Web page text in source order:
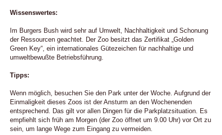
Wissenswertes:
Im Burgers Bush wird sehr auf Umwelt, Nachhaltigkeit und Schonung
der Ressourcen geachtet. Der Zoo besitzt das Zertifikat „Golden
Green Key“, ein internationales Gütezeichen für nachhaltige und
umweltbewußte Betriebsführung.
Tipps:
Wenn möglich, besuchen Sie den Park unter der Woche. Aufgrund der
Einmaligkeit dieses Zoos ist der Ansturm an den Wochenenden
entsprechend. Das gilt vor allen Dingen für die Parkplatzsituation. Es
empfiehlt sich früh am Morgen (der Zoo öffnet um 9.00 Uhr) vor Ort zu
sein, um lange Wege zum Eingang zu vermeiden.